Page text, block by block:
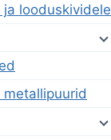
looduskividele